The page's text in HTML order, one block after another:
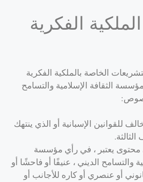
الفكرية
الخاصة بالملكية الفكرية
الثقافة الإسلامية والتسامح
للقوانين الإسبانية أو الذي ينتهك
محتوى يعتبر ، في رأي مؤسسة
والتسامح الديني ، عنيفًا أو فاحشًا أو
أو عنصري أو كاره للأجانب أو